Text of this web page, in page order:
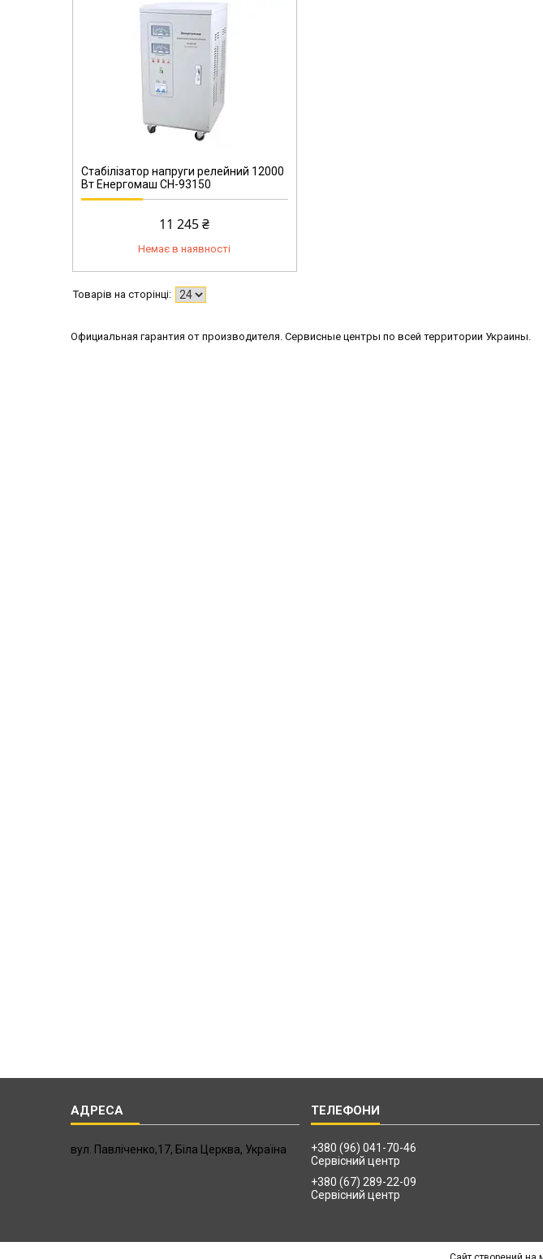
Стабілізатор напруги релейний 12000
Вт Енергомаш СН-93150
11 245 ₴
Немає в наявності
Официальная гарантия от производителя. Сервисные центры по всей территории Украины.
вул. Павліченко,17, Біла Церква, Україна
+380 (96) 041-70-46
Сервісний центр
+380 (67) 289-22-09
Сервісний центр